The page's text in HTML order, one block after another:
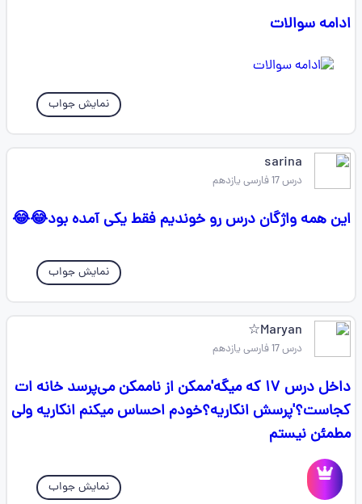
ادامه سوالات
نمایش جواب
sarina
درس 17 فارسی یازدهم
این همه واژگان درس رو خوندیم فقط یکی آمده بود😂😂
نمایش جواب
Maryan☆
درس 17 فارسی یازدهم
داخل درس ۱۷ که میگه'ممکن از ناممکن می‌پرسد خانه ات
کجاست؟'پرسش انکاریه؟خودم احساس میکنم انکاریه ولی
مطمئن نیستم
نمایش جواب